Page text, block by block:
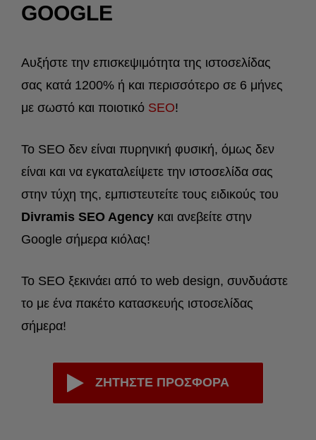
GOOGLE
Αυξήστε την επισκεψιμότητα της ιστοσελίδας
σας κατά 1200% ή και περισσότερο σε 6 μήνες
με σωστό και ποιοτικό SEO!
To SEO δεν είναι πυρηνική φυσική, όμως δεν
είναι και να εγκαταλείψετε την ιστοσελίδα σας
στην τύχη της, εμπιστευτείτε τους ειδικούς του
Divramis SEO Agency και ανεβείτε στην
Google σήμερα κιόλας!
To SEO ξεκινάει από το web design, συνδυάστε
το με ένα πακέτο κατασκευής ιστοσελίδας
σήμερα!
ΖΗΤΗΣΤΕ ΠΡΟΣΦΟΡΑ